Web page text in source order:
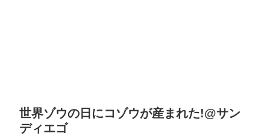
世界ゾウの日にコゾウが産まれた!@サン
ディエゴ